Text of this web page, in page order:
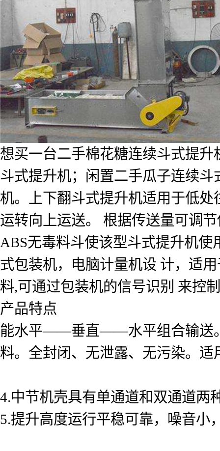
想买一台二手棉花糖连续斗式提
斗式提升机；闲置二手瓜子连续
机。上下翻斗式提升机适用于低
运转向上运送。 根据传送量可调
ABS无毒料斗使该型斗式提升机
式包装机，电脑计量机设 计，适
料,可通过包装机的信号识别 来控
产品特点
能水平——垂直——水平组合输送
料。全封闭、无泄露、无污染。
4.中节机壳具有单通道和双通道两
5.提升高度运行平稳可靠，噪音小